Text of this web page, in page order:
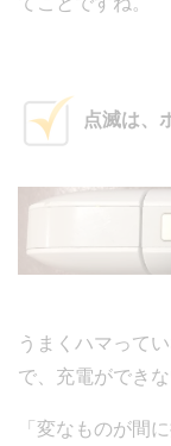
点滅は、
うまくハマって
で、充電ができな
「変なものが間